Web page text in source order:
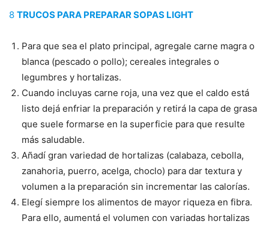
8 TRUCOS PARA PREPARAR SOPAS LIGHT
Para que sea el plato principal, agregale carne magra o
blanca (pescado o pollo); cereales integrales o
legumbres y hortalizas.
Cuando incluyas carne roja, una vez que el caldo está
listo dejá enfriar la preparación y retirá la capa de grasa
que suele formarse en la superficie para que resulte
más saludable.
Añadí gran variedad de hortalizas (calabaza, cebolla,
zanahoria, puerro, acelga, choclo) para dar textura y
volumen a la preparación sin incrementar las calorías.
Elegí siempre los alimentos de mayor riqueza en fibra.
Para ello, aumentá el volumen con variadas hortalizas